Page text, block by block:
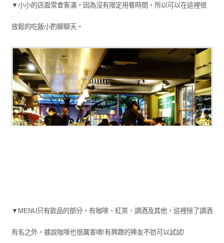
▼小小的店面常會客滿，因為沒有限定用餐時間，所以可以在這裡很
放鬆的吃飯小酌聊聊天。
▼MENU只有飲品的部分，有咖啡、紅茶、調酒及其他，這裡除了調酒
有名之外，據說咖啡也很厲害唷!有興趣的捧友不妨可以試試!